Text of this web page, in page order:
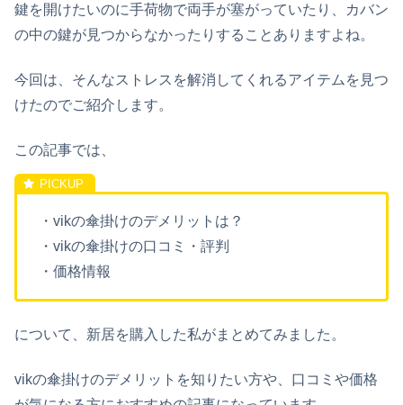
鍵を開けたいのに手荷物で両手が塞がっていたり、カバン
の中の鍵が見つからなかったりすることありますよね。
今回は、そんなストレスを解消してくれるアイテムを見つ
けたのでご紹介します。
この記事では、
・vikの傘掛けのデメリットは？
・vikの傘掛けの口コミ・評判
・価格情報
について、新居を購入した私がまとめてみました。
vikの傘掛けのデメリットを知りたい方や、口コミや価格